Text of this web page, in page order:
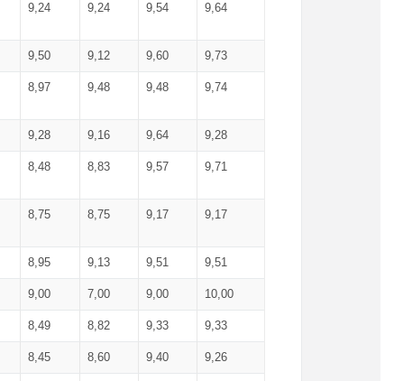
9,24 9,24 9,54 9,64
9,50 9,12 9,60 9,73
8,97 9,48 9,48 9,74
9,28 9,16 9,64 9,28
8,48 8,83 9,57 9,71
8,75 8,75 9,17 9,17
8,95 9,13 9,51 9,51
9,00 7,00 9,00 10,00
8,49 8,82 9,33 9,33
8,45 8,60 9,40 9,26